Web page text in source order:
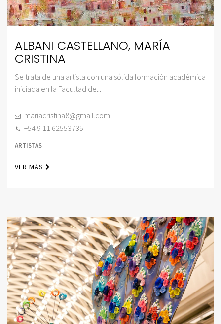
ALBANI CASTELLANO, MARÍA
CRISTINA
Se trata de una artista con una sólida formación académica
iniciada en la Facultad de...
mariacristina8@gmail.com
+54 9 11 62553735
ARTISTAS
VER MÁS